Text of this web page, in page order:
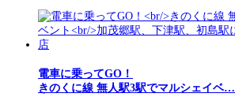
電車に乗ってGO！
きのくに線 無人駅3駅でマルシェイベ…